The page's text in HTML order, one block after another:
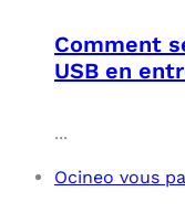
Comment
USB en
...
Ocineo vous